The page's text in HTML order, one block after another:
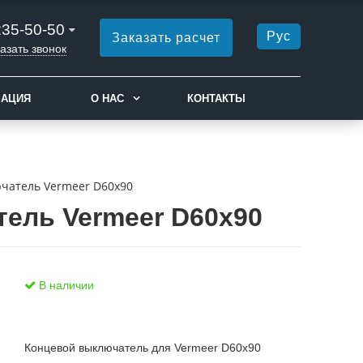
50-50
звонок
Заказать расчет Рус
О НАС КОНТАКТЫ
Vermeer D60x90
Vermeer D60x90
В наличии
Концевой выключатель для Vermeer D60x90